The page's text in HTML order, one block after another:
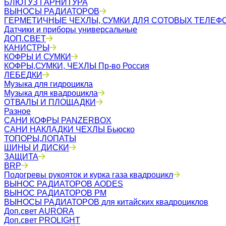
БЛЮТУЗ ГАРНИТУРА
ВЫНОСЫ РАДИАТОРОВ
ГЕРМЕТИЧНЫЕ ЧЕХЛЫ, СУМКИ ДЛЯ СОТОВЫХ
Датчики и приборы универсальные
ДОП.СВЕТ
КАНИСТРЫ
КОФРЫ И СУМКИ
КОФРЫ,СУМКИ, ЧЕХЛЫ Пр-во Россия
ЛЕБЕДКИ
Музыка для гидроцикла
Музыка для квадроцикла
ОТВАЛЫ И ПЛОЩАДКИ
Разное
САНИ КОФРЫ PANZERBOX
САНИ НАКЛАДКИ ЧЕХЛЫ Бьюско
ТОПОРЫ,ЛОПАТЫ
ШИНЫ И ДИСКИ
ЗАЩИТА
BRP
Подогревы рукояток и курка газа квадроцикл
ВЫНОС РАДИАТОРОВ AODES
ВЫНОС РАДИАТОРОВ РМ
ВЫНОСЫ РАДИАТОРОВ для китайских квадроциклов
Доп.свет AURORA
Доп.свет PROLIGHT